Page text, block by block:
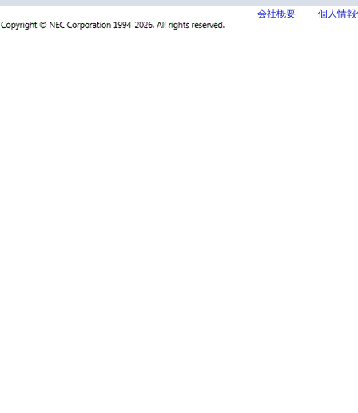
会社概要 個人情